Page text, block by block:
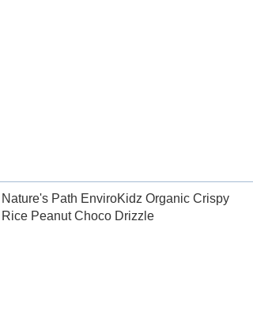
Nature's Path EnviroKidz Organic Crispy
Rice Peanut Choco Drizzle